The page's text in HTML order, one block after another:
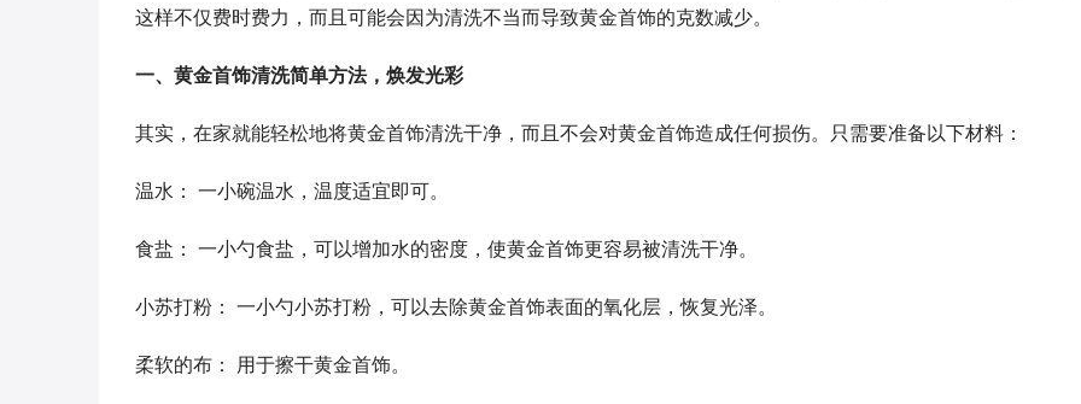
这样不仅费时费力，而且可能会因为清洗不当而导致黄金首饰的克数减少。
一、黄金首饰清洗简单方法，焕发光彩
其实，在家就能轻松地将黄金首饰清洗干净，而且不会对黄金首饰造成任何损伤。只需要准备以下材料：
温水： 一小碗温水，温度适宜即可。
食盐： 一小勺食盐，可以增加水的密度，使黄金首饰更容易被清洗干净。
小苏打粉： 一小勺小苏打粉，可以去除黄金首饰表面的氧化层，恢复光泽。
柔软的布： 用于擦干黄金首饰。